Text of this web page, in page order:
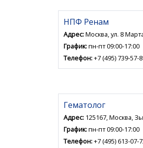
НПФ Ренам
Адрес:Москва, ул. 8
График:пн-пт 09:00-17:00
Телефон:+7 (495) 739-57-
Гематолог
Адрес: 125167, Москва,
График:пн-пт 09:00-17:00
Телефон:+7 (495) 613-07-